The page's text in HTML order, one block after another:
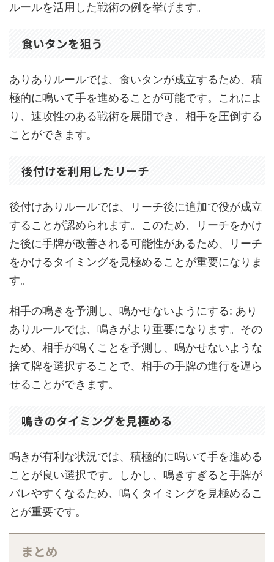
ルールを活用した戦術の例を挙げます。
食いタンを狙う
ありありルールでは、食いタンが成立するため、積
極的に鳴いて手を進めることが可能です。これによ
り、速攻性のある戦術を展開でき、相手を圧倒する
ことができます。
後付けを利用したリーチ
後付けありルールでは、リーチ後に追加で役が成立
することが認められます。このため、リーチをかけ
た後に手牌が改善される可能性があるため、リーチ
をかけるタイミングを見極めることが重要になりま
す。
相手の鳴きを予測し、鳴かせないようにする: あり
ありルールでは、鳴きがより重要になります。その
ため、相手が鳴くことを予測し、鳴かせないような
捨て牌を選択することで、相手の手牌の進行を遅ら
せることができます。
鳴きのタイミングを見極める
鳴きが有利な状況では、積極的に鳴いて手を進める
ことが良い選択です。しかし、鳴きすぎると手牌が
バレやすくなるため、鳴くタイミングを見極めるこ
とが重要です。
まとめ